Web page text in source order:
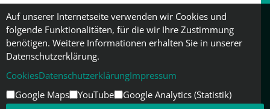
Auf unserer Internetseite verwenden wir Cookies und
folgende Funktionalitäten, für die wir Ihre Zustimmung
benötigen. Weitere Informationen erhalten Sie in unserer
Datenschutzerklärung.
CookiesDatenschutzerklärungImpressum
Google Maps
YouTube
Google Analytics (Statistik)